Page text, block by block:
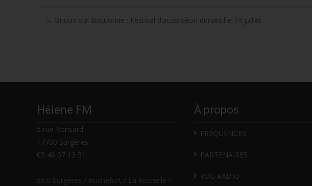
Post
← Brioux-sur-Boutonne : Festival d’accordéon dimanche 14 juillet
Hélene FM
5 rue Ronsard
17700 Surgères
05 46 07 13 51
89.0 Surgères / Rochefort / La Rochelle /
À propos
FRÉQUENCES
PARTENAIRES
VOG RADIO